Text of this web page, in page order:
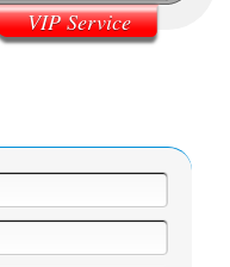
VIP Service